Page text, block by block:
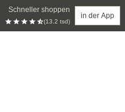
Schneller shoppen
(13.2 tsd)
in der App